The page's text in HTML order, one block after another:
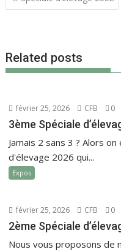
de
Related posts
février 25, 2026 CFB 0
3ème Spéciale
Jamais 2 sans 3 ? Alors
d'élevage 2026 qui...
Expos
février 25, 2026 CFB 0
2ème Spéciale
Nous vous proposons de